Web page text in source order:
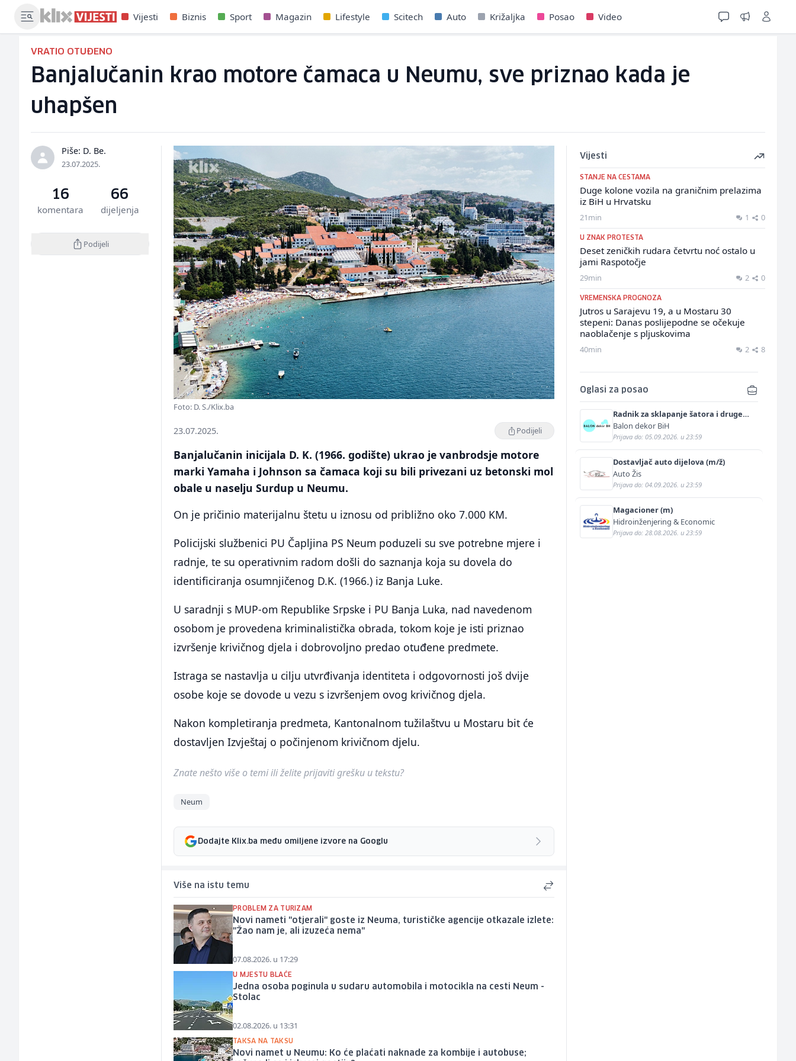
Vijesti Biznis Sport Magazin Lifestyle Scitech Auto Križaljka Posao Video
VRATIO OTUĐENO
Banjalučanin krao motore čamaca u Neumu, sve priznao kada je
uhapšen
Piše: D. Be.
23.07.2025.
16
komentara
66
dijeljenja
Podijeli
Foto: D. S./Klix.ba
23.07.2025. Podijeli
Banjalučanin inicijala D. K. (1966. godište) ukrao je vanbrodsje motore
marki Yamaha i Johnson sa čamaca koji su bili privezani uz betonski mol
obale u naselju Surdup u Neumu.
On je pričinio materijalnu štetu u iznosu od približno oko 7.000 KM.
Policijski službenici PU Čapljina PS Neum poduzeli su sve potrebne mjere i
radnje, te su operativnim radom došli do saznanja koja su dovela do
identificiranja osumnjičenog D.K. (1966.) iz Banja Luke.
U saradnji s MUP-om Republike Srpske i PU Banja Luka, nad navedenom
osobom je provedena kriminalistička obrada, tokom koje je isti priznao
izvršenje krivičnog djela i dobrovoljno predao otuđene predmete.
Istraga se nastavlja u cilju utvrđivanja identiteta i odgovornosti još dvije
osobe koje se dovode u vezu s izvršenjem ovog krivičnog djela.
Nakon kompletiranja predmeta, Kantonalnom tužilaštvu u Mostaru bit će
dostavljen Izvještaj o počinjenom krivičnom djelu.
Znate nešto više o temi ili želite prijaviti grešku u tekstu?
Neum
Dodajte Klix.ba među omiljene izvore na Googlu
Više na istu temu
PROBLEM ZA TURIZAM
Novi nameti "otjerali" goste iz Neuma, turističke agencije otkazale izlete:
"Žao nam je, ali izuzeća nema"
07.08.2026. u 17:29
U MJESTU BLAĆE
Jedna osoba poginula u sudaru automobila i motocikla na cesti Neum -
Stolac
02.08.2026. u 13:31
TAKSA NA TAKSU
Novi namet u Neumu: Ko će plaćati naknade za kombije i autobuse;
Vijesti
STANJE NA CESTAMA
Duge kolone vozila na graničnim prelazima
iz BiH u Hrvatsku
21min 1 0
U ZNAK PROTESTA
Deset zeničkih rudara četvrtu noć ostalo u
jami Raspotočje
29min 2 0
VREMENSKA PROGNOZA
Jutros u Sarajevu 19, a u Mostaru 30
stepeni: Danas poslijepodne se očekuje
naoblačenje s pljuskovima
40min 2 8
Oglasi za posao
Radnik za sklapanje šatora i druge
prateće opreme (m/ž)
Balon dekor BiH
Prijava do: 05.09.2026. u 23:59
Dostavljač auto dijelova (m/ž)
Auto Žis
Prijava do: 04.09.2026. u 23:59
Magacioner (m)
Hidroinženjering & Economic
Prijava do: 28.08.2026. u 23:59